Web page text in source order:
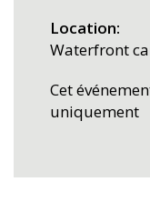
Location
Waterfront
Cet
uniquement